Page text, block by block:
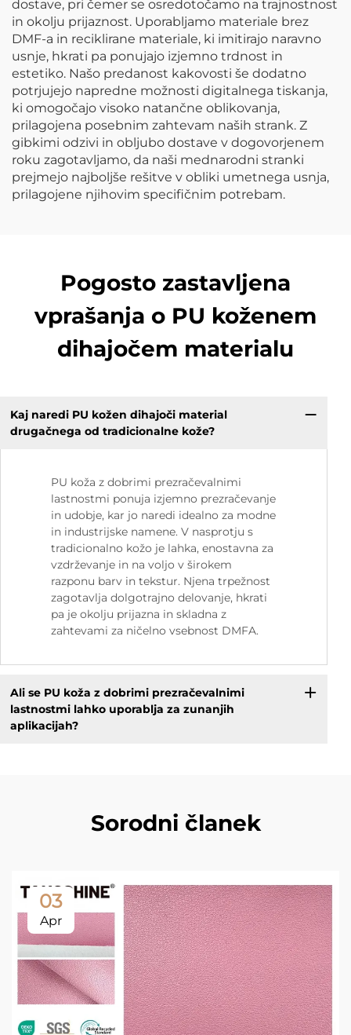
dostave, pri čemer se osredotočamo na trajnostnost
in okolju prijaznost. Uporabljamo materiale brez
DMF-a in reciklirane materiale, ki imitirajo naravno
usnje, hkrati pa ponujajo izjemno trdnost in
estetiko. Našo predanost kakovosti še dodatno
potrjujejo napredne možnosti digitalnega tiskanja,
ki omogočajo visoko natančne oblikovanja,
prilagojena posebnim zahtevam naših strank. Z
gibkimi odzivi in obljubo dostave v dogovorjenem
roku zagotavljamo, da naši mednarodni stranki
prejmejo najboljše rešitve v obliki umetnega usnja,
prilagojene njihovim specifičnim potrebam.
Pogosto zastavljena
vprašanja o PU koženem
dihajočem materialu
Kaj naredi PU kožen dihajoči material
drugačnega od tradicionalne kože?
PU koža z dobrimi prezračevalnimi
lastnostmi ponuja izjemno prezračevanje
in udobje, kar jo naredi idealno za modne
in industrijske namene. V nasprotju s
tradicionalno kožo je lahka, enostavna za
vzdrževanje in na voljo v širokem
razponu barv in tekstur. Njena trpežnost
zagotavlja dolgotrajno delovanje, hkrati
pa je okolju prijazna in skladna z
zahtevami za ničelno vsebnost DMFA.
Ali se PU koža z dobrimi prezračevalnimi
lastnostmi lahko uporablja za zunanjih
aplikacijah?
Sorodni članek
03
Apr